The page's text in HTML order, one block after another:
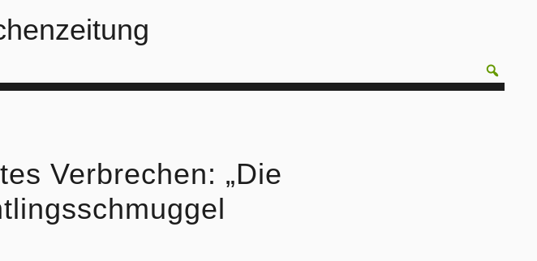
Verbrechen: „Die